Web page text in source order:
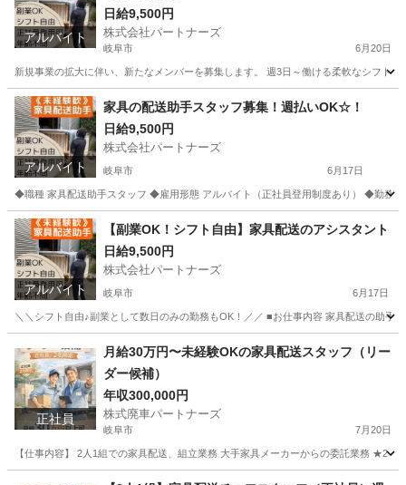
アルバイト
日給9,500円
株式会社パートナーズ
岐阜市 6月20日
新規事業の拡大に伴い、新たなメンバーを募集します。 週3日～働ける柔軟なシフト
岐阜 岐阜市 配送 岐阜 各務原市 配送 スタッフ
アルバイト
家具の配送助手スタッフ募集！週払いOK☆！
日給9,500円
株式会社パートナーズ
岐阜市 6月17日
◆職種 家具配送助手スタッフ ◆雇用形態 アルバイト（正社員登用制度あり） ◆勤務
岐阜 岐阜市 配送 岐阜 各務原市 配送
アルバイト
【副業OK！シフト自由】家具配送のアシスタント
日給9,500円
株式会社パートナーズ
岐阜市 6月17日
＼＼シフト自由♪副業として数日のみの勤務もOK！／／ ■お仕事内容 家具配送の助手
配送 岐阜 各務原市 配送 給料
正社員
月給30万円〜未経験OKの家具配送スタッフ（リー
ダー候補）
年収300,000円
株式廃車パートナーズ
岐阜市 7月20日
【仕事内容】 2人1組での家具配送、組立業務 大手家具メーカーからの委託業務 ★2
配送 未経験